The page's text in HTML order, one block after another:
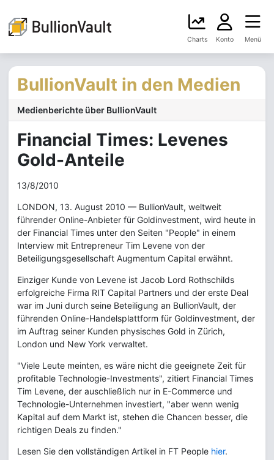
Charts Konto Menü
BullionVault in den Medien
Medienberichte über BullionVault
Financial Times: Levenes
Gold-Anteile
13/8/2010
LONDON, 13. August 2010 — BullionVault, weltweit
führender Online-Anbieter für Goldinvestment, wird heute in
der Financial Times unter den Seiten "People" in einem
Interview mit Entrepreneur Tim Levene von der
Beteiligungsgesellschaft Augmentum Capital erwähnt.
Einziger Kunde von Levene ist Jacob Lord Rothschilds
erfolgreiche Firma RIT Capital Partners und der erste Deal
war im Juni durch seine Beteiligung an BullionVault, der
führenden Online-Handelsplattform für Goldinvestment, der
im Auftrag seiner Kunden physisches Gold in Zürich,
London und New York verwaltet.
"Viele Leute meinten, es wäre nicht die geeignete Zeit für
profitable Technologie-Investments", zitiert Financial Times
Tim Levene, der auschließlich nur in E-Commerce und
Technologie-Unternehmen investiert, "aber wenn wenig
Kapital auf dem Markt ist, stehen die Chancen besser, die
richtigen Deals zu finden."
Lesen Sie den vollständigen Artikel in FT People hier.